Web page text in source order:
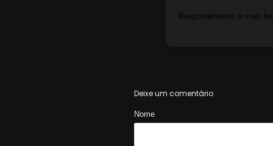
Responderemos o mais
Deixe um comentário
Nome